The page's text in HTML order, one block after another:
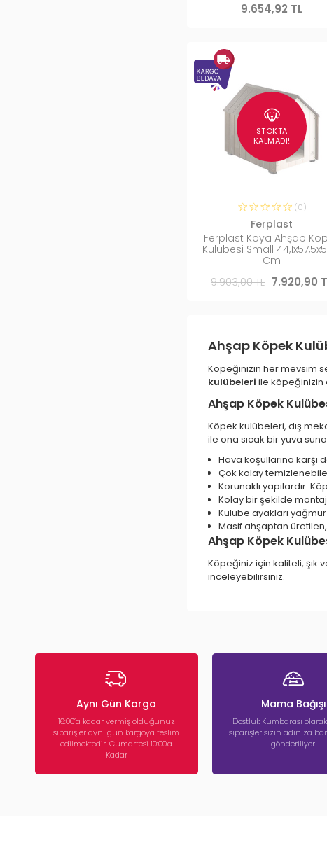
9.654,92 TL
STOKTA
KALMADI!
(0)
Ferplast
Ferplast Koya Ahşap
Kulübesi Small
Cm
9.903,00 TL 7.920,90
Ahşap Köpek
Köpeğinizin her mevsim
kulübeleriile köpeğinizin
Ahşap Köpek
Köpek kulübeleri, dış
ile ona sıcak bir yuva
Hava koşullarına karşı
Çok kolay
Korunaklı yapılardır.
Kolay bir şekilde
Kulübe ayakları
Masif ahşaptan
Ahşap Köpek
Köpeğiniz için kaliteli, şık
inceleyebilirsiniz.
Aynı Gün Kargo
16:00’a kadar vermiş olduğunuz
siparişler aynı gün kargoya teslim
edilmektedir. Cumartesi 10:00'a
Kadar
Mama Bağışı
Dostluk Kumbarası
siparişler sizin adınıza
gönderiliyor.